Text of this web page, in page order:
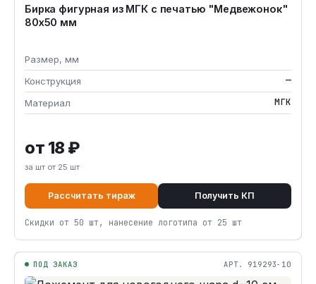
Бирка фигурная из МГК с печатью "Медвежонок"
80х50 мм
Размер, мм
Конструкция
—
Материал МГК
от 18 ₽
за шт от 25 шт
Рассчитать тираж Получить КП
Скидки от 50 шт, нанесение логотипа от 25 шт
ПОД ЗАКАЗ АРТ. 919293-10